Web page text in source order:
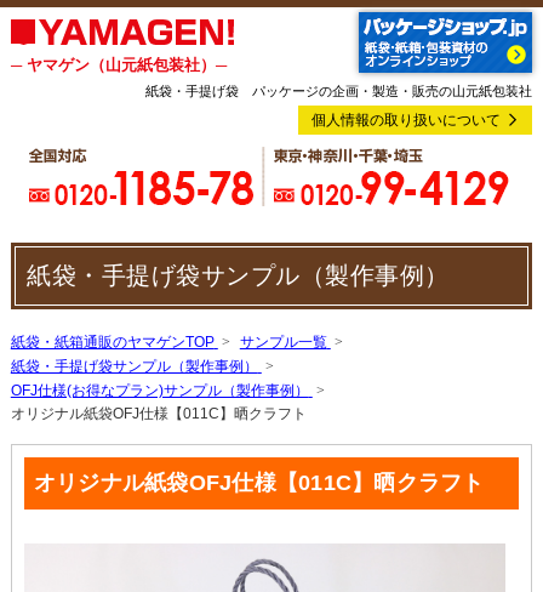
─ ヤマゲン（山元紙包装社）─
紙袋・手提げ袋 パッケージの企画・製造・販売の山元紙包装社
個人情報の取り扱いについて
紙袋・手提げ袋サンプル（製作事例）
紙袋・紙箱通販のヤマゲンTOP
サンプル一覧
紙袋・手提げ袋サンプル（製作事例）
OFJ仕様(お得なプラン)サンプル（製作事例）
オリジナル紙袋OFJ仕様【011C】晒クラフト
オリジナル紙袋OFJ仕様【011C】晒クラフト